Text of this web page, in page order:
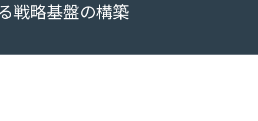
戦略基盤の構築